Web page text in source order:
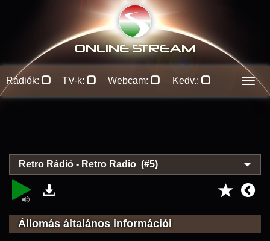
ONLINE STREAM
Rádiók: TV-k: Webcam: Kedv.:
Retro Rádió - Retro Radio (#5)
Állomás általános információi